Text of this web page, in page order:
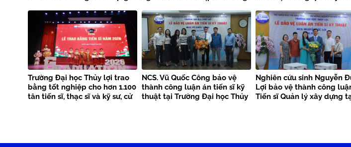
Trường Đại học Thủy lợi trao
bằng tốt nghiệp cho hơn 1.100
tân tiến sĩ, thạc sĩ và kỹ sư, cử
NCS. Vũ Quốc Công bảo vệ
thành công luận án tiến sĩ kỹ
thuật tại Trường Đại học Thủy
Nghiên cứu sinh Nguyễn
Lợi bảo vệ thành công
Tiến sĩ Quản lý xây dựng